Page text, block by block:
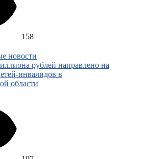
158
новости
рублей направлено на
инвалидов в
области